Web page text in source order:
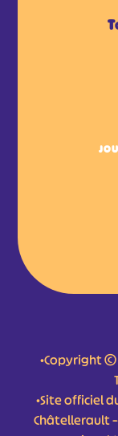
•Copyright
•Site officiel
Châtellerault